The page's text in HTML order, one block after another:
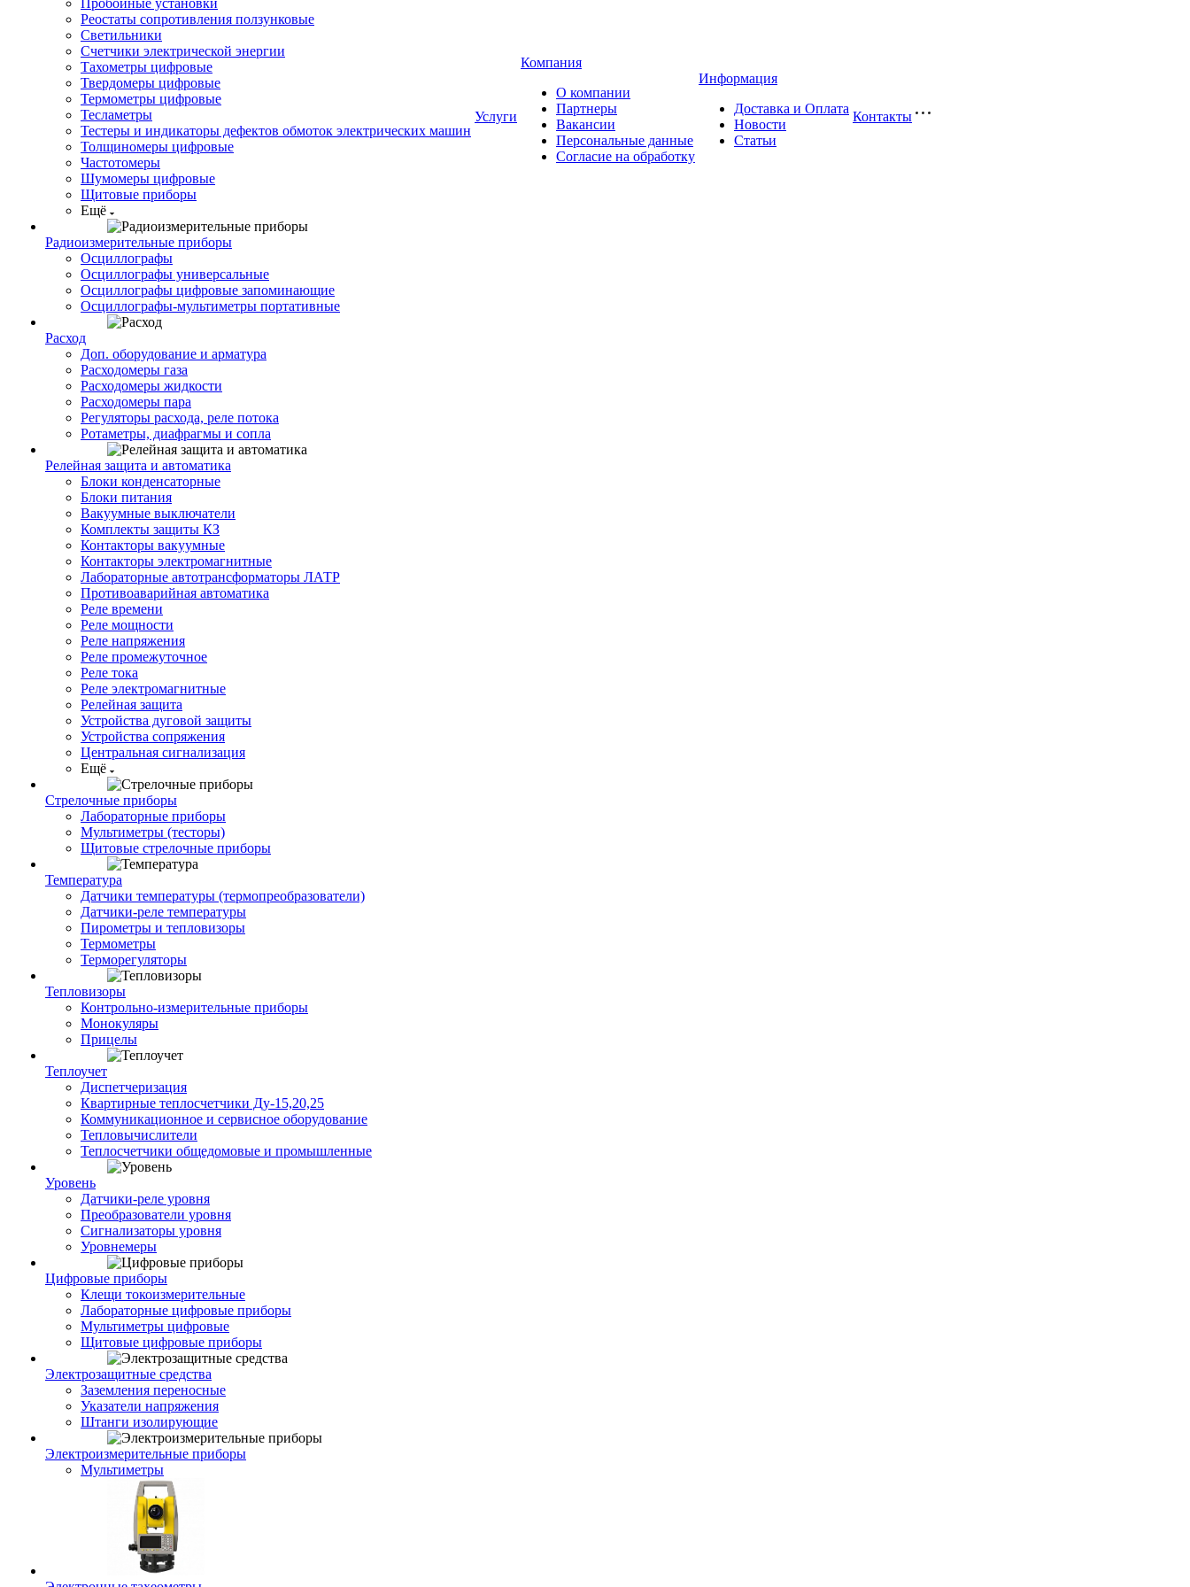
Реостаты сопротивления ползунковые
Светильники
Счетчики электрической энергии
Тахометры цифровые
Твердомеры цифровые
Термометры цифровые
Тесламетры
Тестеры и индикаторы дефектов обмоток электрических машин
Толщиномеры цифровые
Частотомеры
Шумомеры цифровые
Щитовые приборы
Ещё
Радиоизмерительные приборы
Осциллографы
Осциллографы универсальные
Осциллографы цифровые запоминающие
Осциллографы-мультиметры портативные
Расход
Доп. оборудование и арматура
Расходомеры газа
Расходомеры жидкости
Расходомеры пара
Регуляторы расхода, реле потока
Ротаметры, диафрагмы и сопла
Релейная защита и автоматика
Блоки конденсаторные
Блоки питания
Вакуумные выключатели
Комплекты защиты КЗ
Контакторы вакуумные
Контакторы электромагнитные
Лабораторные автотрансформаторы ЛАТР
Противоаварийная автоматика
Реле времени
Реле мощности
Реле напряжения
Реле промежуточное
Реле тока
Реле электромагнитные
Релейная защита
Устройства дуговой защиты
Устройства сопряжения
Центральная сигнализация
Ещё
Стрелочные приборы
Лабораторные приборы
Мультиметры (тесторы)
Щитовые стрелочные приборы
Температура
Датчики температуры (термопреобразователи)
Датчики-реле температуры
Пирометры и тепловизоры
Термометры
Терморегуляторы
Тепловизоры
Контрольно-измерительные приборы
Монокуляры
Прицелы
Теплоучет
Диспетчеризация
Квартирные теплосчетчики Ду-15,20,25
Коммуникационное и сервисное оборудование
Тепловычислители
Теплосчетчики общедомовые и промышленные
Уровень
Датчики-реле уровня
Преобразователи уровня
Сигнализаторы уровня
Уровнемеры
Цифровые приборы
Клещи токоизмерительные
Лабораторные цифровые приборы
Мультиметры цифровые
Щитовые цифровые приборы
Электрозащитные средства
Заземления переносные
Указатели напряжения
Штанги изолирующие
Электроизмерительные приборы
Мультиметры
Услуги
Компания
О компании
Партнеры
Вакансии
Персональные данные
Согласие на обработку
Информация
Доставка и Оплата
Новости
Статьи
Контакты